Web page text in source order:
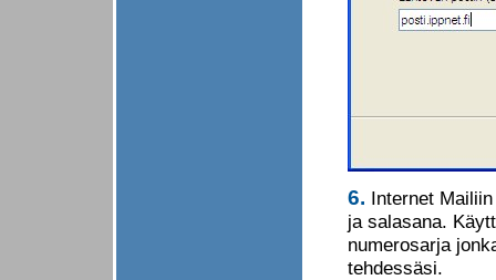
6. Internet
ja salasana.
numerosarja
tehdessäsi.